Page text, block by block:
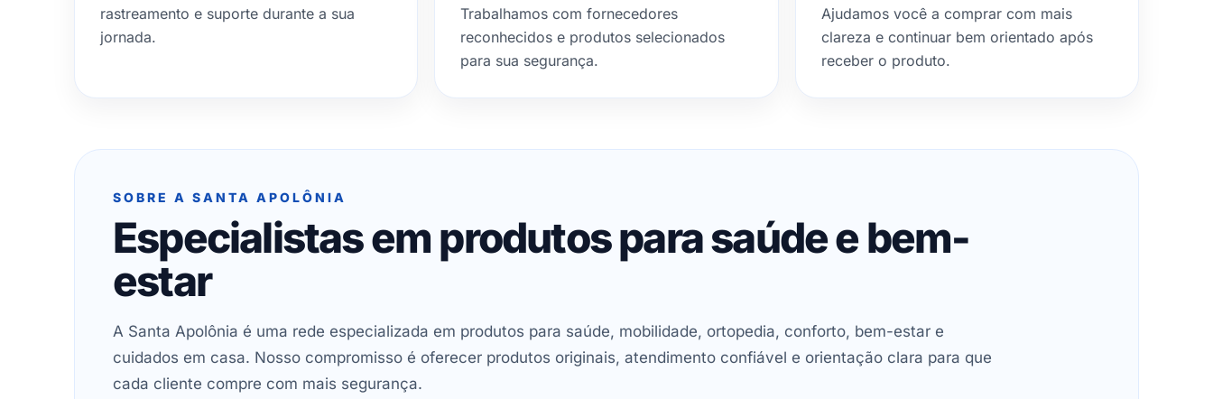
rastreamento e suporte durante a sua
jornada.
Trabalhamos com fornecedores
reconhecidos e produtos selecionados
para sua segurança.
Ajudamos você a comprar com mais
clareza e continuar bem orientado após
receber o produto.
SOBRE A SANTA APOLÔNIA
Especialistas em produtos para saúde e bem-
estar
A Santa Apolônia é uma rede especializada em produtos para saúde, mobilidade, ortopedia, conforto, bem-estar e
cuidados em casa. Nosso compromisso é oferecer produtos originais, atendimento confiável e orientação clara para que
cada cliente compre com mais segurança.